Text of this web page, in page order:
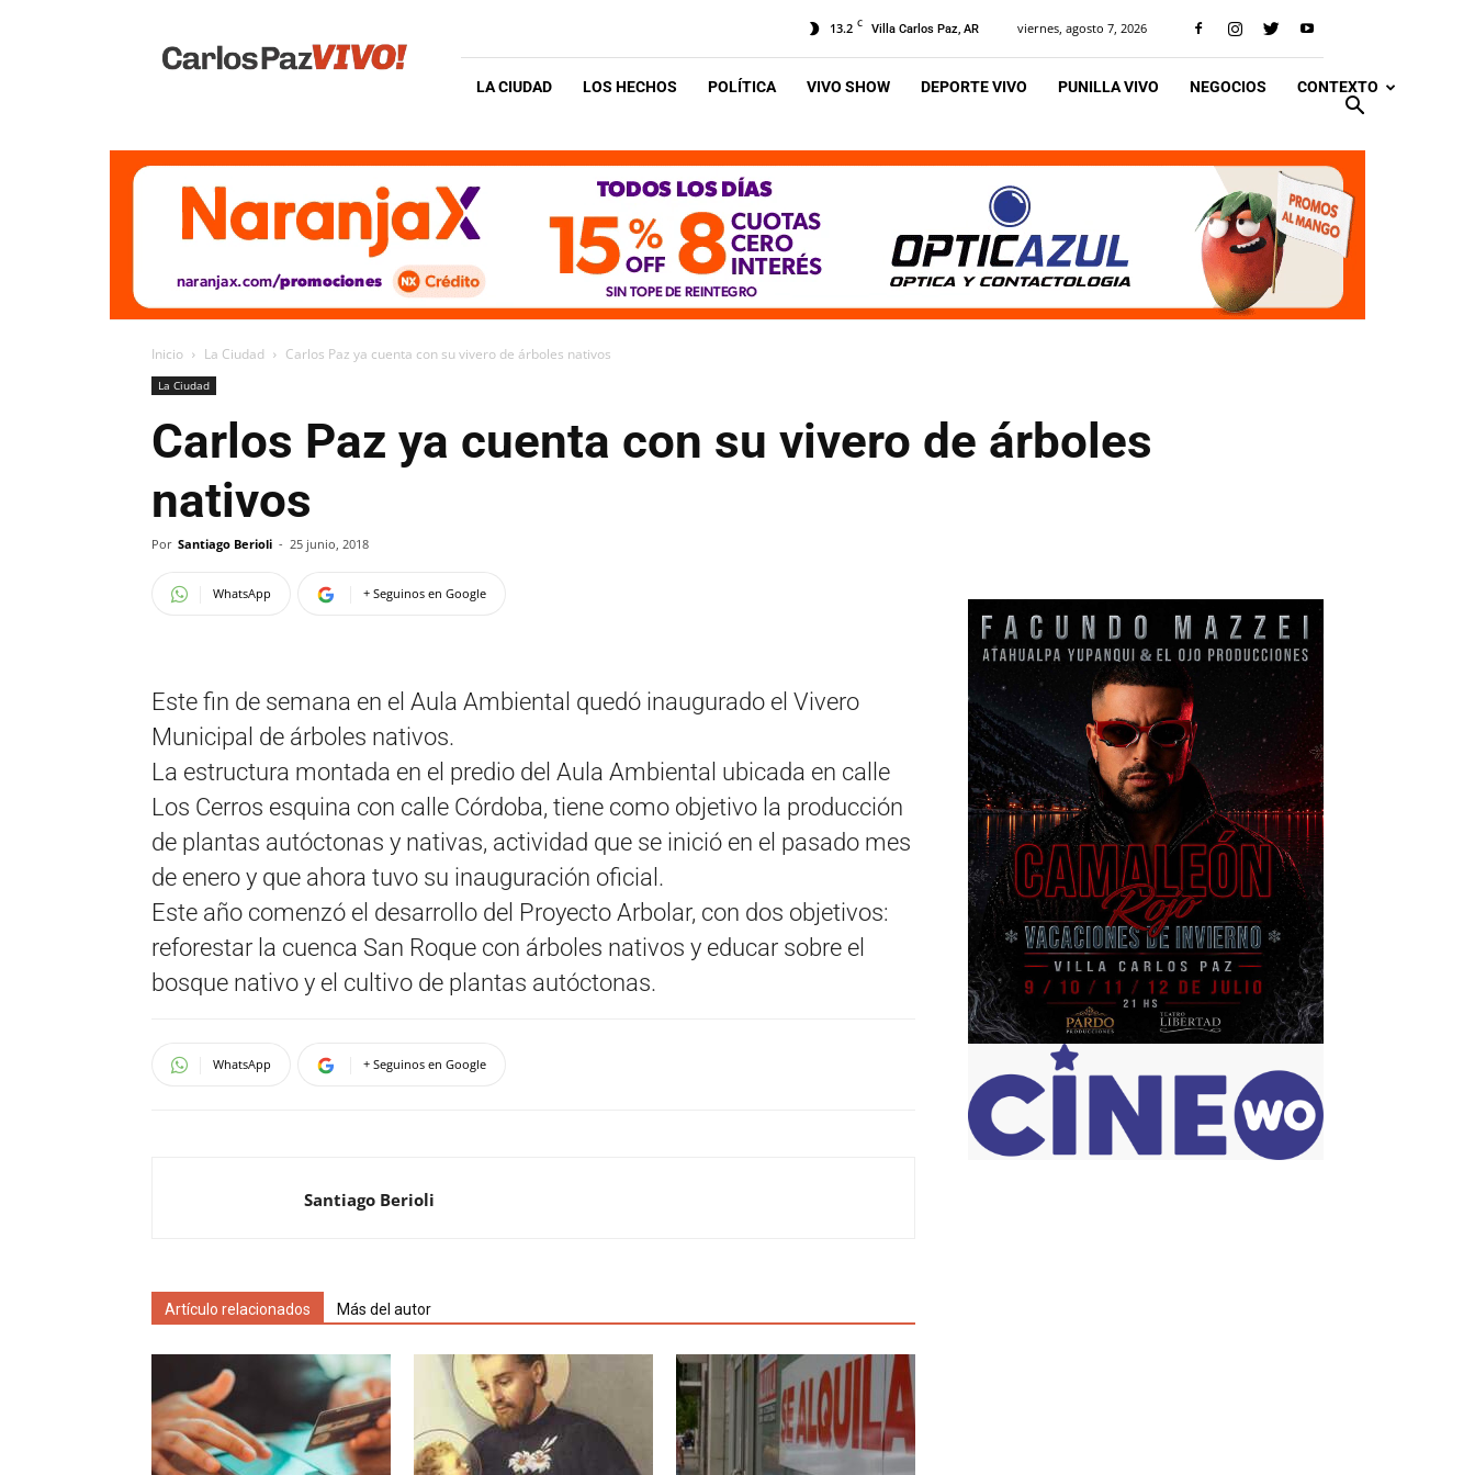
Vivo
13.2 C Villa Carlos Paz, AR viernes, agosto 7, 2026
LA CIUDAD LOS HECHOS POLÍTICA VIVO SHOW DEPORTE VIVO PUNILLA VIVO NEGOCIOS CONTEXTO
Inicio La Ciudad Carlos Paz ya cuenta con su vivero de árboles nativos
La Ciudad
Carlos Paz ya cuenta con su vivero de árboles
nativos
Por Santiago Berioli - 25 junio, 2018
WhatsApp + Seguinos en Google
Este fin de semana en el Aula Ambiental quedó inaugurado el Vivero
Municipal de árboles nativos.
La estructura montada en el predio del Aula Ambiental ubicada en calle
Los Cerros esquina con calle Córdoba, tiene como objetivo la producción
de plantas autóctonas y nativas, actividad que se inició en el pasado mes
de enero y que ahora tuvo su inauguración oficial.
Este año comenzó el desarrollo del Proyecto Arbolar, con dos objetivos:
reforestar la cuenca San Roque con árboles nativos y educar sobre el
bosque nativo y el cultivo de plantas autóctonas.
WhatsApp + Seguinos en Google
Santiago Berioli
Artículo relacionados Más del autor